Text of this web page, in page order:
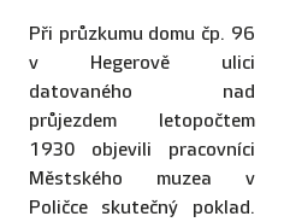
Při průzkumu domu čp. 96
v Hegerově ulici
datovaného nad
průjezdem letopočtem
1930 objevili pracovníci
Městského muzea v
Poličce skutečný poklad.